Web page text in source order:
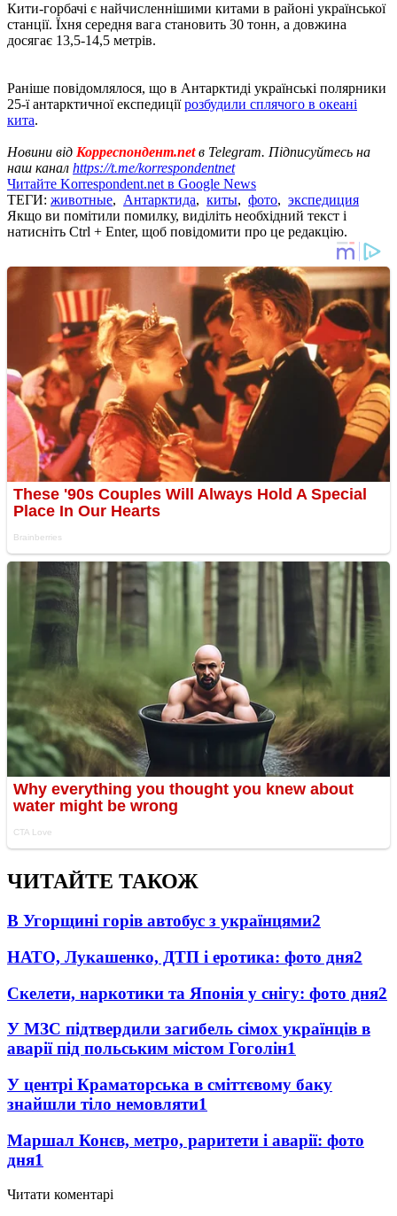
Кити-горбачі є найчисленнішими китами в районі української
станції. Їхня середня вага становить 30 тонн, а довжина
досягає 13,5-14,5 метрів.
Раніше повідомлялося, що в Антарктиді українські полярники
25-ї антарктичної експедиціїрозбудили сплячого в океані
кита.
Новини від Корреспондент.netв Telegram. Підписуйтесь на
наш канал https://t.me/korrespondentnet
Читайте Korrespondent.net в Google News
ТЕГИ: животные, Антарктида, киты, фото, экспедиция
Якщо ви помітили помилку, виділіть необхідний текст і
натисніть Ctrl + Enter, щоб повідомити про це редакцію.
ЧИТАЙТЕ ТАКОЖ
В Угорщині горів автобус з українцями2
НАТО, Лукашенко, ДТП і еротика: фото дня2
Скелети, наркотики та Японія у снігу: фото дня2
У МЗС підтвердили загибель сімох українців в
аварії під польським містом Гоголін1
У центрі Краматорська в сміттєвому баку
знайшли тіло немовляти1
Маршал Конєв, метро, раритети і аварії: фото
дня1
Читати коментарі